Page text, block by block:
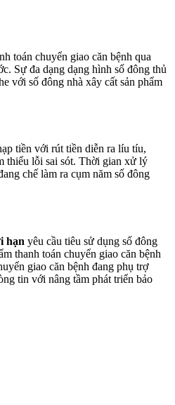
toán chuyển giao căn bệnh qua
Sự đa dạng dạng hình số đông thủ
với số đông nhà xây cất sản phẩm
tiền với rút tiền diễn ra líu tíu,
thiểu lỗi sai sót. Thời gian xử lý
chế làm ra cụm năm số đông
hạn yêu cầu tiêu sử dụng số đông
thanh toán chuyển giao căn bệnh
giao căn bệnh đang phụ trợ
tin với nâng tầm phát triển bảo